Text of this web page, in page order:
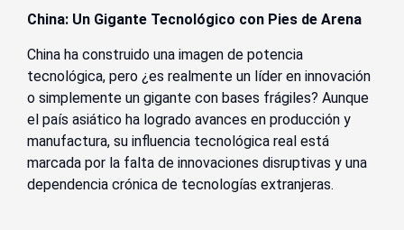
China: Un Gigante Tecnológico con Pies de Arena
China ha construido una imagen de potencia
tecnológica, pero ¿es realmente un líder en innovación
o simplemente un gigante con bases frágiles? Aunque
el país asiático ha logrado avances en producción y
manufactura, su influencia tecnológica real está
marcada por la falta de innovaciones disruptivas y una
dependencia crónica de tecnologías extranjeras.